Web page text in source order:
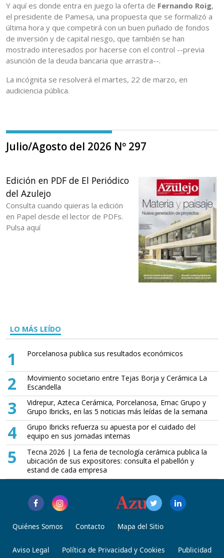
Y aquí es donde entra en juego la oferta de Fernando Roig,
el presidente de Pamesa, una propuesta que se formalizó a
última hora y que competirá con un buen puñado de fondos
de inversión y de capital riesgo, que también se han
mostrado interesados por hacerse con el control --previa
asunción de la deuda bancaria que arrastra--.
La incógnita se resolverá el martes, 22 de marzo, en
audiciencia pública.
Julio/Agosto del 2026 Nº 297
Edición en PDF de El Periódico
del Azulejo
Consulta cuando quieras la edición
en Papel desde el lector de PDFs.
Pulsa aquí
LO MÁS LEÍDO
1 Porcelanosa publica sus resultados económicos
2
Movimiento societario entre Tejas Borja y Cerámica La
Escandella
3
Vidrepur, Azteca Cerámica, Porcelanosa, Emac Grupo y
Grupo Ibricks, en las 5 noticias más leídas de la semana
4
Grupo Ibricks refuerza su apuesta por el cuidado del
equipo en sus jornadas internas
5
Tecna 2026 | La feria de tecnología cerámica publica la
ubicación de sus expositores: consulta el pabellón y
estand de cada empresa
Quiénes Somos Contacto Mapa del Sitio
Aviso Legal Política de Privacidad y Cookies Publicidad